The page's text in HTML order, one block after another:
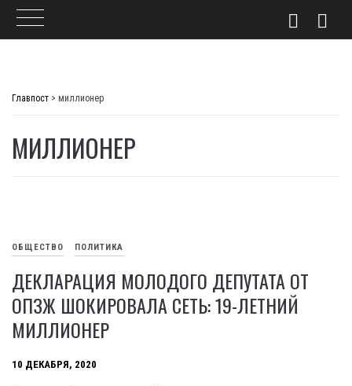
Главпост > миллионер
МИЛЛИОНЕР
ОБЩЕСТВО ПОЛИТИКА
ДЕКЛАРАЦИЯ МОЛОДОГО ДЕПУТАТА ОТ
ОПЗЖ ШОКИРОВАЛА СЕТЬ: 19-ЛЕТНИЙ
МИЛЛИОНЕР
10 ДЕКАБРЯ, 2020